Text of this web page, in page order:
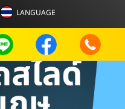
LANGUAGE